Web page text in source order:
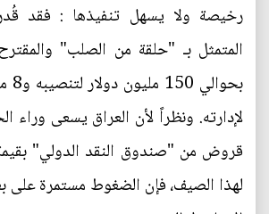
رخيصة ولا يسهل تنفيذها : فقد
المتمثل بـ "حلقة من الصلب"
لإدارته. ونظراً لأن العراق يسعى
لهذا الصيف، فإن الضغوط مستمرة على